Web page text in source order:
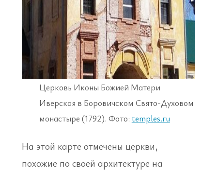
Церковь Иконы Божией Матери
Иверская в Боровичском Свято-Духовом
монастыре (1792). Фото: temples.ru
На этой карте отмечены церкви,
похожие по своей архитектуре на